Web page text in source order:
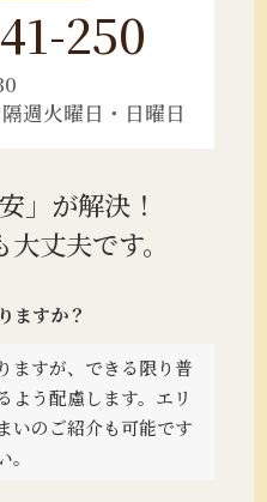
250
週火曜日・日曜日
」が解決！
丈夫です。
ますか？
ますが、できる限り普
う配慮します。 エリ
いのご紹介も可能です